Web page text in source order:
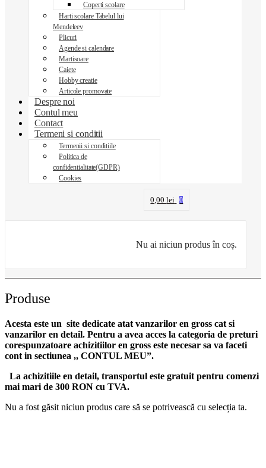
Coperti scolare
Harti scolare Tabelul lui
Mendeleev
Plicuri
Agende si calendare
Martisoare
Caiete
Hobby creatie
Articole promovate
Despre noi
Contul meu
Contact
Termeni si conditii
Termenii si conditiile
Politica de
confidentialitate(GDPR)
Cookies
0,00lei 0
Nu ai niciun produs în coș.
Produse
Acesta este un site dedicate atat vanzarilor en gross cat si
vanzarilor en detail. Pentru a avea acces la categoria de preturi
corespunzatoare achizitiilor en gross este necesar sa va faceti
cont in sectiunea ,, CONTUL MEU”.
La achizitiile en detail, transportul este gratuit pentru comenzi
mai mari de 300 RON cu TVA.
Nu a fost găsit niciun produs care să se potrivească cu selecția ta.